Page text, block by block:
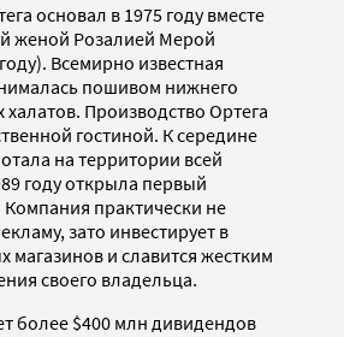
основал в 1975 году вместе
женой Розалией Мерой
Всемирно известная
пошивом нижнего
Производство Ортега
гостиной. К середине
на территории всей
году открыла первый
практически не
зато инвестирует в
магазинов и славится жестким
своего владельца.
более $400 млн дивидендов